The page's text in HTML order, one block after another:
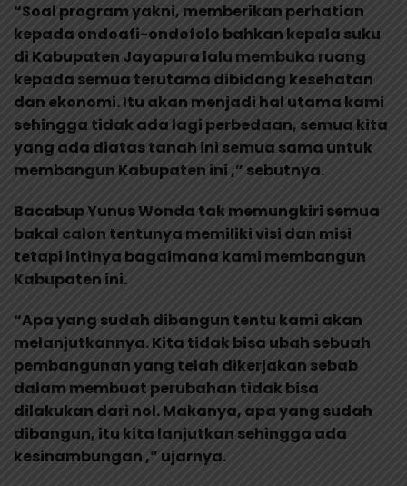
“Soal program yakni, memberikan perhatian
kepada ondoafi-ondofolo bahkan kepala suku
di Kabupaten Jayapura lalu membuka ruang
kepada semua terutama dibidang kesehatan
dan ekonomi. Itu akan menjadi hal utama kami
sehingga tidak ada lagi perbedaan, semua kita
yang ada diatas tanah ini semua sama untuk
membangun Kabupaten ini ,” sebutnya.
Bacabup Yunus Wonda tak memungkiri semua
bakal calon tentunya memiliki visi dan misi
tetapi intinya bagaimana kami membangun
Kabupaten ini.
“Apa yang sudah dibangun tentu kami akan
melanjutkannya. Kita tidak bisa ubah sebuah
pembangunan yang telah dikerjakan sebab
dalam membuat perubahan tidak bisa
dilakukan dari nol. Makanya, apa yang sudah
dibangun, itu kita lanjutkan sehingga ada
kesinambungan ,” ujarnya.